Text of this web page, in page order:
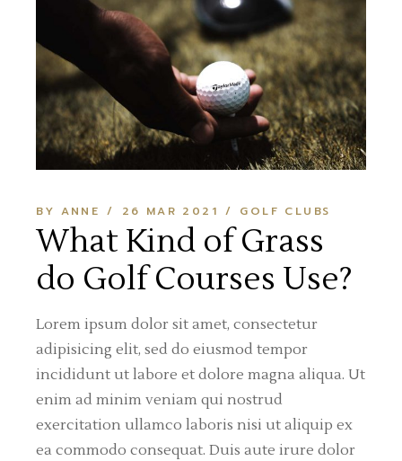
BY ANNE 26 MAR 2021 GOLF CLUBS
What Kind of Grass
do Golf Courses Use?
Lorem ipsum dolor sit amet, consectetur
adipisicing elit, sed do eiusmod tempor
incididunt ut labore et dolore magna aliqua. Ut
enim ad minim veniam qui nostrud
exercitation ullamco laboris nisi ut aliquip ex
ea commodo consequat. Duis aute irure dolor